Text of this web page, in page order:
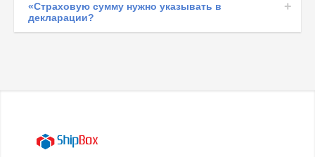
«Страховую сумму нужно указывать в
декларации?